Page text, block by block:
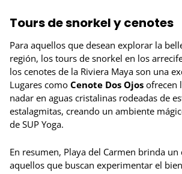
Tours de snorkel y cenotes
Para aquellos que desean explorar la
región, los tours de snorkel en los
los cenotes de la Riviera Maya son una
Lugares como Cenote Dos Ojos ofrecen
nadar en aguas cristalinas rodeadas de
estalagmitas, creando un ambiente
de SUP Yoga.
En resumen, Playa del Carmen brinda
aquellos que buscan experimentar el